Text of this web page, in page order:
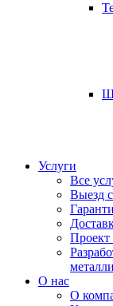
Услуги
Все
Выезд
Проект
О нас
О